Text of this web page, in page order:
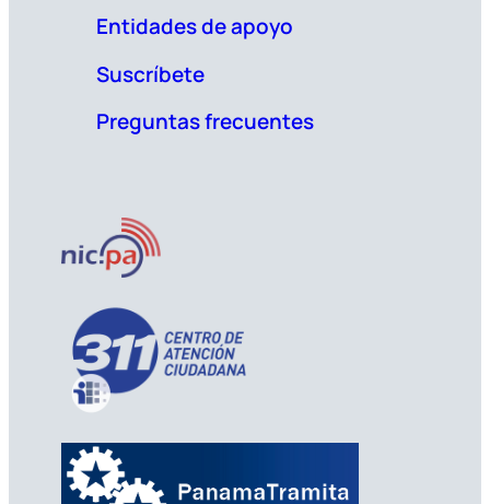
Entidades de apoyo
Suscríbete
Preguntas frecuentes